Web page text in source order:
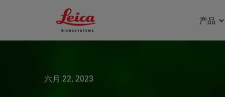
Leica Microsystems Logo
产品
六月 22, 2023